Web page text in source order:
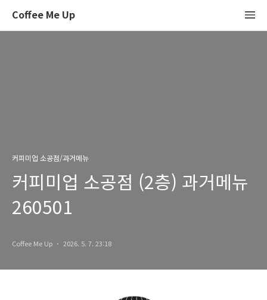
Coffee Me Up
커피미업 소공점/과거메뉴
커피미업 소공점 (2층) 과거메뉴
260501
Coffee Me Up 2026. 5. 7. 23:18